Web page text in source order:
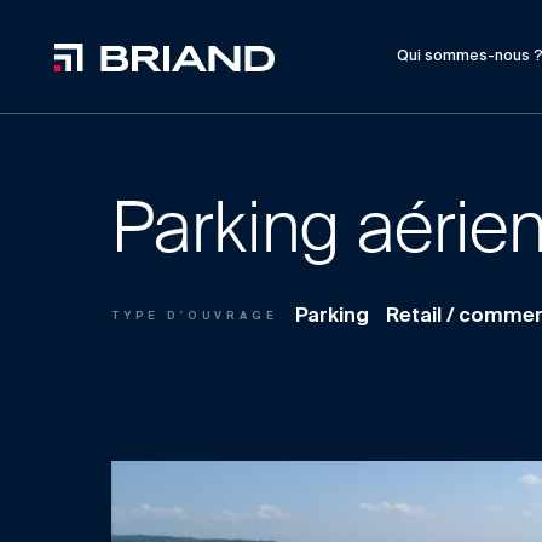
Qui sommes-nous ?
Parking
TYPE D'OUVRAGE Parking Retail /